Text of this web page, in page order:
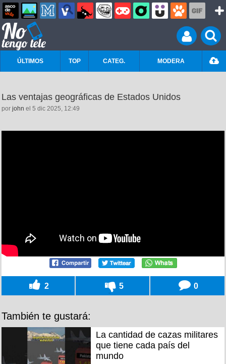
ÚLTIMOS TOP CATEG. MODERA
Las ventajas geográficas de Estados Unidos
por john el 5 dic 2025, 12:49
2 5 0
También te gustará:
La cantidad de cazas militares
que tiene cada país del
mundo